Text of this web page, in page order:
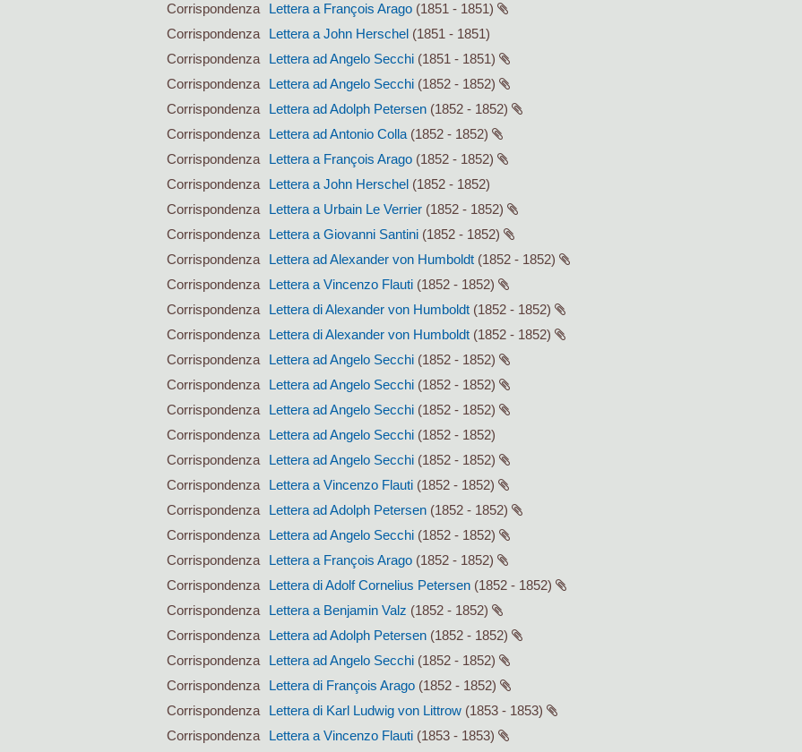
Corrispondenza
Lettera a François Arago (1851 - 1851)
Corrispondenza
Lettera a John Herschel (1851 - 1851)
Corrispondenza
Lettera ad Angelo Secchi (1851 - 1851)
Corrispondenza
Lettera ad Angelo Secchi (1852 - 1852)
Corrispondenza
Lettera ad Adolph Petersen (1852 - 1852)
Corrispondenza
Lettera ad Antonio Colla (1852 - 1852)
Corrispondenza
Lettera a François Arago (1852 - 1852)
Corrispondenza
Lettera a John Herschel (1852 - 1852)
Corrispondenza
Lettera a Urbain Le Verrier (1852 - 1852)
Corrispondenza
Lettera a Giovanni Santini (1852 - 1852)
Corrispondenza
Lettera ad Alexander von Humboldt (1852 - 1852)
Corrispondenza
Lettera a Vincenzo Flauti (1852 - 1852)
Corrispondenza
Lettera di Alexander von Humboldt (1852 - 1852)
Corrispondenza
Lettera di Alexander von Humboldt (1852 - 1852)
Corrispondenza
Lettera ad Angelo Secchi (1852 - 1852)
Corrispondenza
Lettera ad Angelo Secchi (1852 - 1852)
Corrispondenza
Lettera ad Angelo Secchi (1852 - 1852)
Corrispondenza
Lettera ad Angelo Secchi (1852 - 1852)
Corrispondenza
Lettera ad Angelo Secchi (1852 - 1852)
Corrispondenza
Lettera a Vincenzo Flauti (1852 - 1852)
Corrispondenza
Lettera ad Adolph Petersen (1852 - 1852)
Corrispondenza
Lettera ad Angelo Secchi (1852 - 1852)
Corrispondenza
Lettera a François Arago (1852 - 1852)
Corrispondenza
Lettera di Adolf Cornelius Petersen (1852 - 1852)
Corrispondenza
Lettera a Benjamin Valz (1852 - 1852)
Corrispondenza
Lettera ad Adolph Petersen (1852 - 1852)
Corrispondenza
Lettera ad Angelo Secchi (1852 - 1852)
Corrispondenza
Lettera di François Arago (1852 - 1852)
Corrispondenza
Lettera di Karl Ludwig von Littrow (1853 - 1853)
Corrispondenza
Lettera a Vincenzo Flauti (1853 - 1853)